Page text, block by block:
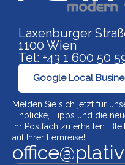
Laxenburger
1100 Wien
Tel: +43 1 600 50
Google Local
Melden Sie sich jetzt für
Einblicke, Tipps und die
Ihr Postfach zu erhalten.
auf Ihrer Lernreise!